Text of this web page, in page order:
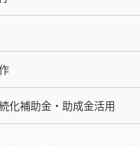
化補助金・助成金活用